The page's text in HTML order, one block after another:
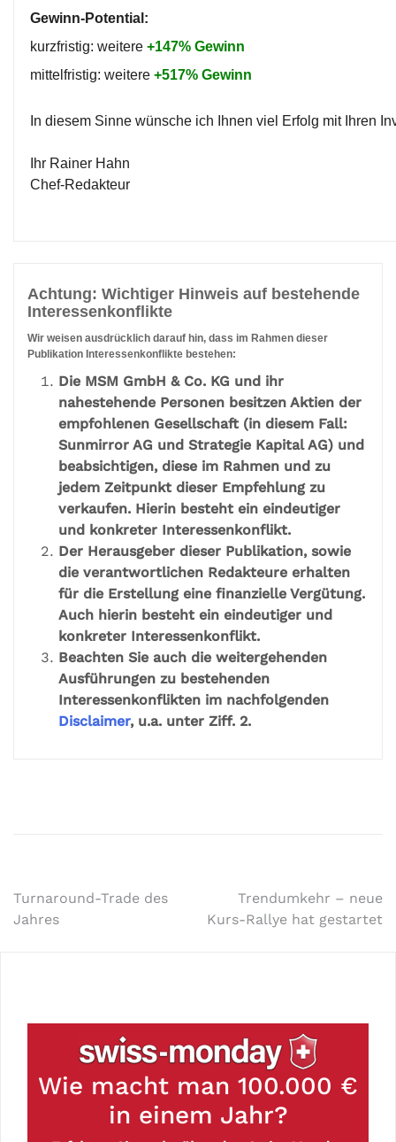
Gewinn-Potential:
kurzfristig: weitere +147% Gewinn
mittelfristig: weitere +517% Gewinn
In diesem Sinne wünsche ich Ihnen viel Erfolg mit Ihren
Ihr Rainer Hahn
Chef-Redakteur
Achtung: Wichtiger Hinweis auf bestehende
Interessenkonflikte
Wir weisen ausdrücklich darauf hin, dass im Rahmen dieser
Publikation Interessenkonflikte bestehen:
Die MSM GmbH & Co. KG und ihr
nahestehende Personen besitzen Aktien der
empfohlenen Gesellschaft (in diesem Fall:
Sunmirror AG und Strategie Kapital AG) und
beabsichtigen, diese im Rahmen und zu
jedem Zeitpunkt dieser Empfehlung zu
verkaufen. Hierin besteht ein eindeutiger
und konkreter Interessenkonflikt.
Der Herausgeber dieser Publikation, sowie
die verantwortlichen Redakteure erhalten
für die Erstellung eine finanzielle Vergütung.
Auch hierin besteht ein eindeutiger und
konkreter Interessenkonflikt.
Beachten Sie auch die weitergehenden
Ausführungen zu bestehenden
Interessenkonflikten im nachfolgenden
Disclaimer, u.a. unter Ziff. 2.
Turnaround-Trade des
Jahres
Trendumkehr – neue
Kurs-Rallye hat gestartet
Wie macht man 100.000 €
in einem Jahr?